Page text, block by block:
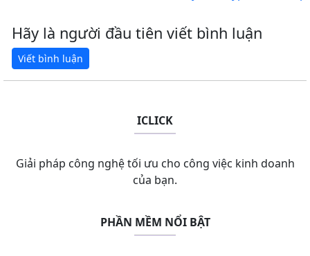
Hãy là người đầu tiên viết bình luận
ICLICK
Giải pháp công nghệ tối ưu cho công việc kinh doanh
của bạn.
PHẦN MỀM NỔI BẬT